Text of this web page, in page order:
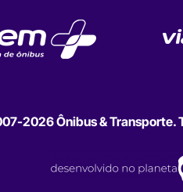
2026 Ônibus & Transporte.